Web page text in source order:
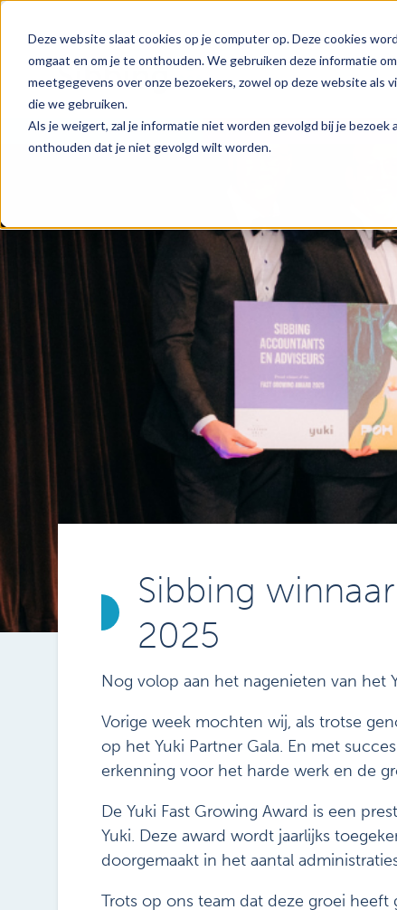
Deze website slaat cookies op je computer op. Deze cookies
omgaat en om je te onthouden. We gebruiken deze informatie
meetgegevens over onze bezoekers, zowel op deze website als
die we gebruiken.
Als je weigert, zal je informatie niet worden gevolgd bij je
onthouden dat je niet gevolgd wilt worden.
Sibbing
2025
Nog volop aan het nagenieten van het
Vorige week mochten wij, als trotse
op het Yuki Partner Gala. En met
erkenning voor het harde werk en de
De Yuki Fast Growing Award is een
Yuki. Deze award wordt jaarlijks
doorgemaakt in het aantal
Trots op ons team dat deze groei heeft